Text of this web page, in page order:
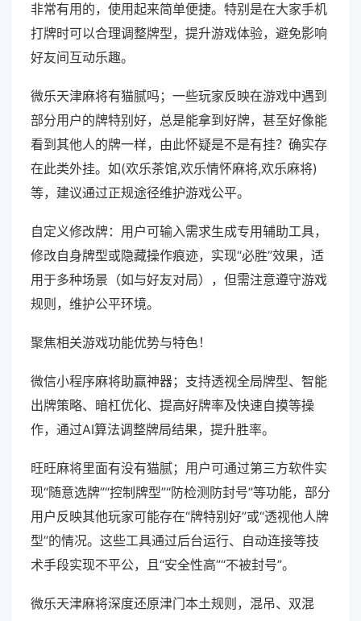
非常有用的，使用起来简单便捷。特别是在大家手机
打牌时可以合理调整牌型，提升游戏体验，避免影响
好友间互动乐趣。
微乐天津麻将有猫腻吗；一些玩家反映在游戏中遇到
部分用户的牌特别好，总是能拿到好牌，甚至好像能
看到其他人的牌一样，由此怀疑是不是有挂？确实存
在此类外挂。如(欢乐茶馆,欢乐情怀麻将,欢乐麻将)
等，建议通过正规途径维护游戏公平。
自定义修改牌：用户可输入需求生成专用辅助工具，
修改自身牌型或隐藏操作痕迹，实现“必胜”效果，适
用于多种场景（如与好友对局），但需注意遵守游戏
规则，维护公平环境。
聚焦相关游戏功能优势与特色！
微信小程序麻将助赢神器；支持透视全局牌型、智能
出牌策略、暗杠优化、提高好牌率及快速自摸等操
作，通过AI算法调整牌局结果，提升胜率。
旺旺麻将里面有没有猫腻；用户可通过第三方软件实
现“随意选牌”“控制牌型”“防检测防封号”等功能，部分
用户反映其他玩家可能存在“牌特别好”或“透视他人牌
型”的情况。这些工具通过后台运行、自动连接等技
术手段实现不平公，且“安全性高”“不被封号”。
微乐天津麻将深度还原津门本土规则，混吊、双混